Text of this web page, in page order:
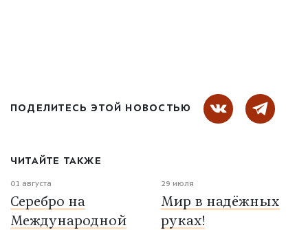
ПОДЕЛИТЕСЬ ЭТОЙ НОВОСТЬЮ
ЧИТАЙТЕ ТАКЖЕ
01 августа
Серебро на
Международной
29 июля
Мир в надёжных
руках!